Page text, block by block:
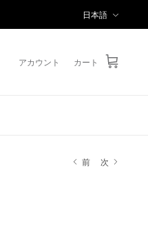
語
日本語
アカウント カート
前 次